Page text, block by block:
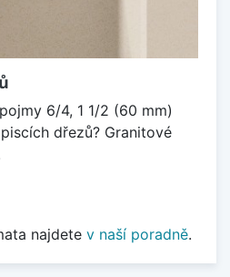
6/4, 1 1/2 (60 mm)
dřezů? Granitové
najdete v naší poradně.